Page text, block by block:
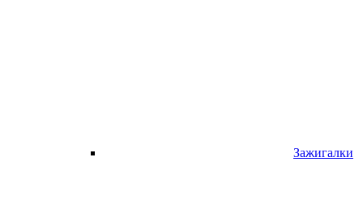
Зажигалки